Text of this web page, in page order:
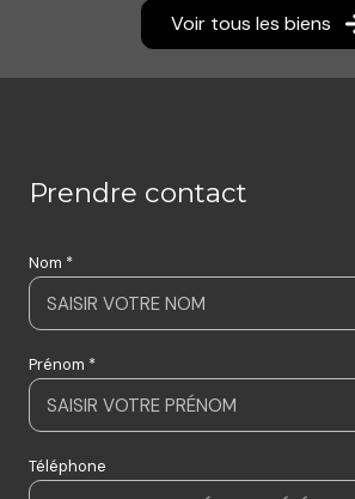
Voir tous les biens
prendre contact
Nom *
Prénom *
Téléphone